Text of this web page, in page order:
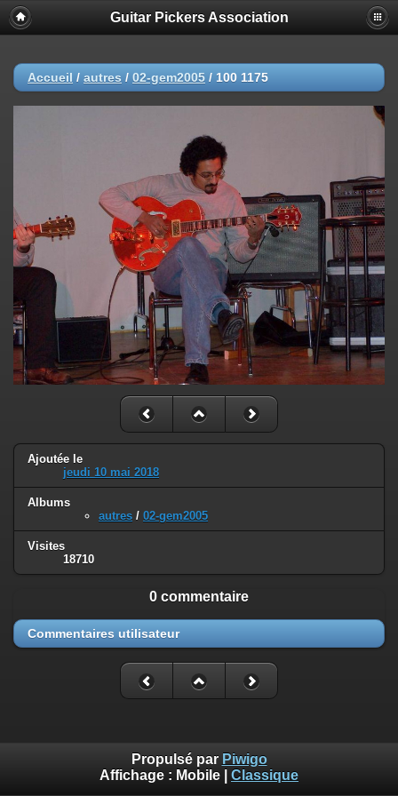
Guitar Pickers Association
Accueil / autres / 02-gem2005 / 100 1175
Ajoutée le
jeudi 10 mai 2018
Albums
autres / 02-gem2005
Visites
18710
0 commentaire
Commentaires utilisateur
Propulsé par Piwigo
Affichage : Mobile Classique